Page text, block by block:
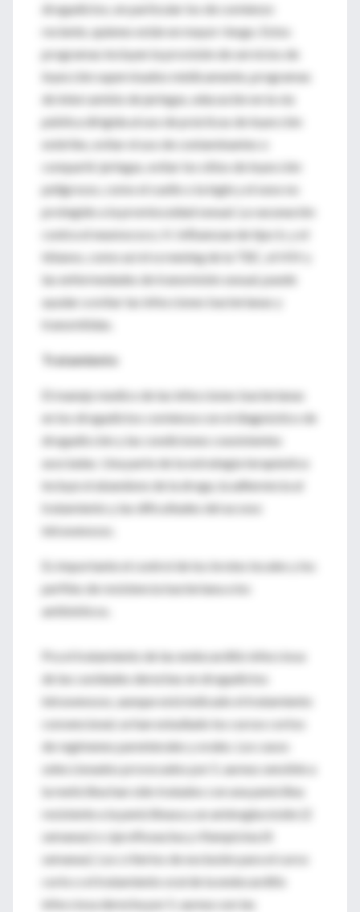
drogadictos, en particular los de comienzo
reciente, quienes están en mayor riesgo. Estos
programas incluyen la provisión de servicios de
inyección supervisados médicamente, programas
de intercambio de jeringas, educación en la vía
pública dirigida al uso de prácticas de inyección
estériles, evitar el uso de contaminantes o
compartir jeringas, evitar los sitios de inyección
peligrosos, como el cuello o la ingle y el sexo no
protegido a la promiscuidad sexual. La vacunación
contra el neumococo, H. Influenzae de tipo b, y el
tétanos, como así el screening de la TBC, el HIV y
las enfermedades de transmisión sexual, puede
ayudar a evitar las infecciones bacterianas y
transmitidas.
Tratamiento
El manejo medico de las infecciones bacterianas
en los drogadictos comienza con el diagnóstico de
drogadicción y las condiciones coexistentes
asociadas. Una parte de la estrategia terapéutica
incluye el abandono de la droga, la adherencia al
tratamiento y las dificultades del acceso
intravenosos.
Es importante el control de los brotes locales y los
perfiles de resistencia bacteriana a los
antibióticos.
Pra el tratamiento de las endocarditis infecciosa
de las cavidades derechas en drogadictos
intravenosos, aunque está indicado el tratamiento
convencional, se han estudiado los cursos cortos
de regímenes parenterales y orales. Los casos
seleccionados provocados por S. aureus sensible a
la meticilina han sido tratados con una penicilina
resistente a la penicilinasa y un aminoglucósido (2
semanas) o ciprofloxacina y rifampicina (4
semanas). Los criterios de exclusión para el curso
corto o el tratamiento oral de la endocarditis
infecciosa derecha por S. aureus son las